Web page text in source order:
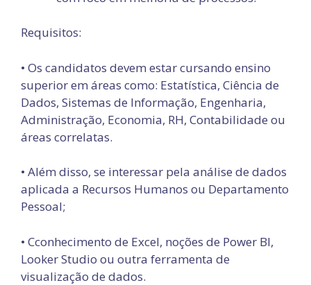
Requisitos:
• Os candidatos devem estar cursando ensino
superior em áreas como: Estatística, Ciência de
Dados, Sistemas de Informação, Engenharia,
Administração, Economia, RH, Contabilidade ou
áreas correlatas.
• Além disso, se interessar pela análise de dados
aplicada a Recursos Humanos ou Departamento
Pessoal;
• Cconhecimento de Excel, noções de Power BI,
Looker Studio ou outra ferramenta de
visualização de dados.